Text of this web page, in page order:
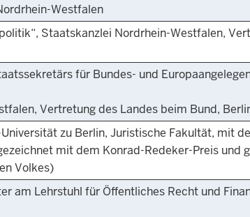
Westfalen
Staatskanzlei Nordrhein-Westfalen,
für Bundes- und
Vertretung des Landes beim Bund,
zu Berlin, Juristische Fakultät, mit
mit dem Konrad-Redeker-Preis und
Volkes)
am Lehrstuhl für Öffentliches Recht und